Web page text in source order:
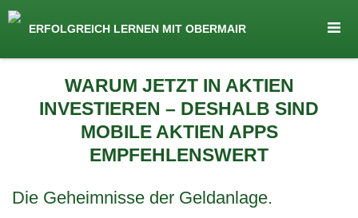
ERFOLGREICH LERNEN MIT OBERMAIR
springen
WARUM JETZT IN AKTIEN
INVESTIEREN – DESHALB SIND
MOBILE AKTIEN APPS
EMPFEHLENSWERT
Die Geheimnisse der Geldanlage.